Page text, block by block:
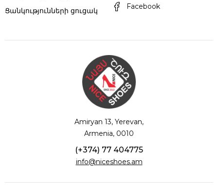
Ցանկությունների ցուցակ
Facebook
Amiryan 13, Yerevan,
Armenia, 0010
(+374) 77 404775
info@niceshoes.am